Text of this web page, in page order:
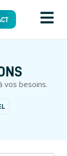
vos besoins.